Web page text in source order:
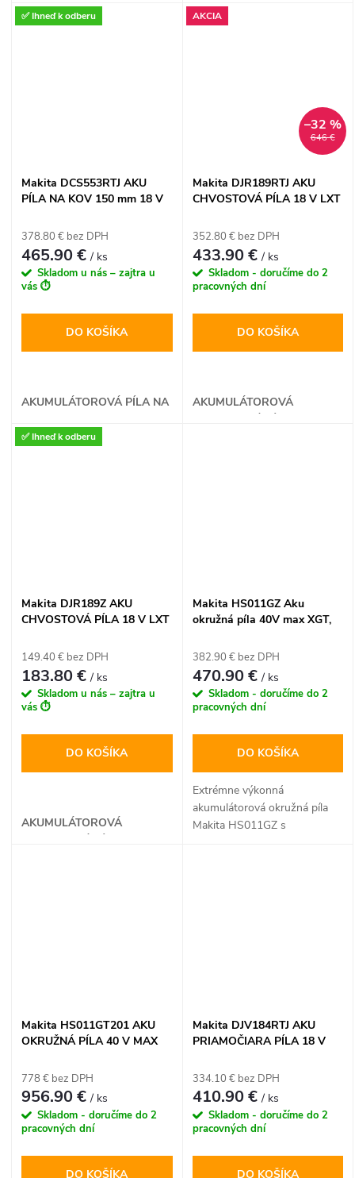
✅ Ihneď k odberu
Makita DCS553RTJ AKU
PÍLA NA KOV 150 mm 18 V
378.80 € bez DPH
465.90 €/ ks
Skladom u nás – zajtra u
vás ⏱️
DO KOŠÍKA
AKUMULÁTOROVÁ PÍLA NA
AKCIA
646 €
–32 %
Makita DJR189RTJ AKU
CHVOSTOVÁ PÍLA 18 V LXT
352.80 € bez DPH
433.90 €/ ks
Skladom - doručíme do 2
pracovných dní
DO KOŠÍKA
AKUMULÁTOROVÁ
✅ Ihneď k odberu
Makita DJR189Z AKU
CHVOSTOVÁ PÍLA 18 V LXT
149.40 € bez DPH
183.80 €/ ks
Skladom u nás – zajtra u
vás ⏱️
DO KOŠÍKA
AKUMULÁTOROVÁ
Makita HS011GZ Aku
okružná píla 40V max XGT,
nabíjačky)
382.90 € bez DPH
470.90 €/ ks
Skladom - doručíme do 2
pracovných dní
DO KOŠÍKA
Extrémne výkonná
akumulátorová okružná píla
Makita HS011GZ s
Makita HS011GT201 AKU
OKRUŽNÁ PÍLA 40 V MAX
778 € bez DPH
956.90 €/ ks
Skladom - doručíme do 2
pracovných dní
DO KOŠÍKA
Makita DJV184RTJ AKU
PRIAMOČIARA PÍLA 18 V
334.10 € bez DPH
410.90 €/ ks
Skladom - doručíme do 2
pracovných dní
DO KOŠÍKA